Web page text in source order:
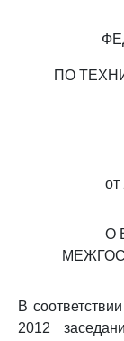
ПО
от
О
В
2012